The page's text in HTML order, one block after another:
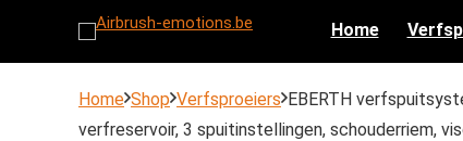
Home
Home Shop Verfsproeiers EBERTH
verfreservoir, 3 spuitinstellingen, schouderriem,